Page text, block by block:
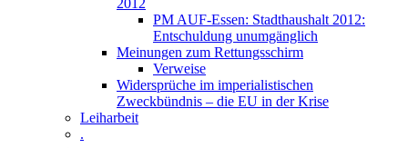
2012
PM AUF-Essen: Stadthaushalt 2012:
Entschuldung unumgänglich
Meinungen zum Rettungsschirm
Verweise
Widersprüche im imperialistischen
Zweckbündnis – die EU in der Krise
Leiharbeit
.